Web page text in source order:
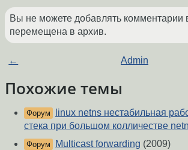
Вы не можете добавлять комментарии
перемещена в архив.
← Admin
Похожие темы
Форум
linux netns нестабильная
стека при большом колличестве
Форум Multicast forwarding (2009)